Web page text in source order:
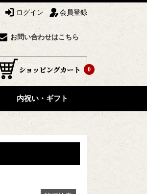
ログイン 会員登録
お問い合わせはこちら
0
内祝い・ギフト